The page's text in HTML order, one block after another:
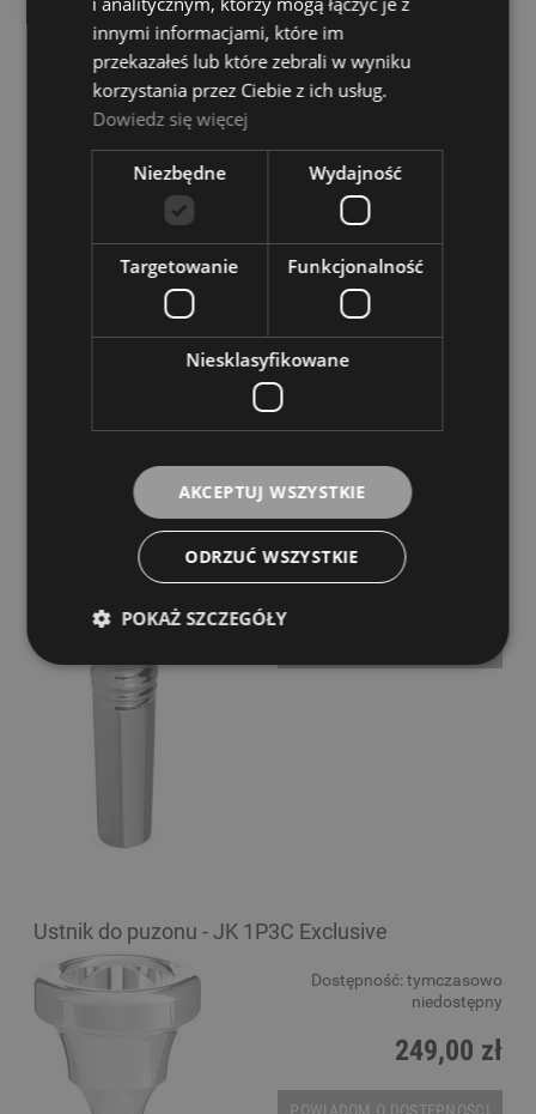
Mouthpiece
Dostępność:tymczasowo
POWIADOM O DOSTĘPNOŚCI
Ustnik do puzonu - Gewa 6 1/2 AL
Dostępność:
Ustnik do puzonu - JK 1P3C Exclusive
Dostępność: tymczasowo
niedostępny
249,00 zł
innymi informacjami, które im
przekazałeś lub które zebrali w wyniku
korzystania przez Ciebie z ich usług.
Dowiedz się więcej
Niezbędne Wydajność
Targetowanie Funkcjonalność
Niesklasyfikowane
AKCEPTUJ WSZYSTKIE
ODRZUĆ WSZYSTKIE
POKAŻ SZCZEGÓŁY